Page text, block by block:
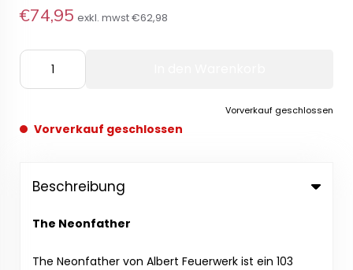
€74,95 exkl. mwst€62,98
Vorverkauf geschlossen
Vorverkauf geschlossen
Beschreibung
The Neonfather
The Neonfather von Albert Feuerwerk ist ein 103